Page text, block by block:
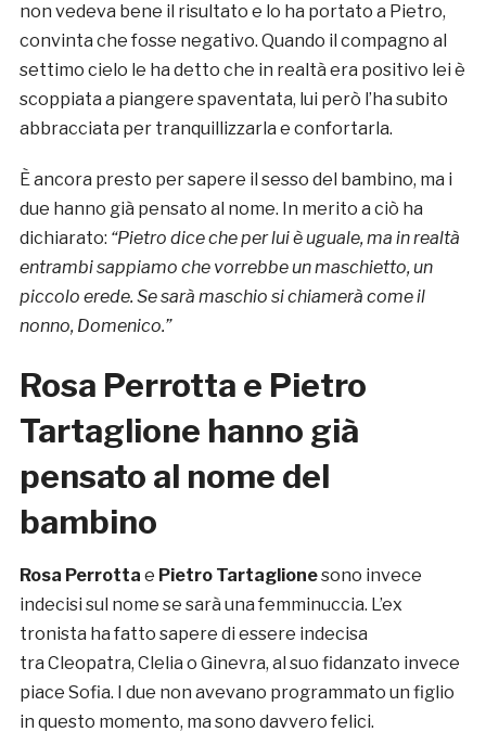
non vedeva bene il risultato e lo ha portato a Pietro,
convinta che fosse negativo. Quando il compagno al
settimo cielo le ha detto che in realtà era positivo lei è
scoppiata a piangere spaventata, lui però l’ha subito
abbracciata per tranquillizzarla e confortarla.
È ancora presto per sapere il sesso del bambino, ma i
due hanno già pensato al nome. In merito a ciò ha
dichiarato: “Pietro dice che per lui è uguale, ma in realtà
entrambi sappiamo che vorrebbe un maschietto, un
piccolo erede. Se sarà maschio si chiamerà come il
nonno, Domenico.”
Rosa Perrotta e Pietro
Tartaglione hanno già
pensato al nome del
bambino
Rosa Perrotta e Pietro Tartaglionesono invece
indecisi sul nome se sarà una femminuccia. L’ex
tronista ha fatto sapere di essere indecisa
tra Cleopatra, Clelia o Ginevra, al suo fidanzato invece
piace Sofia. I due non avevano programmato un figlio
in questo momento, ma sono davvero felici.